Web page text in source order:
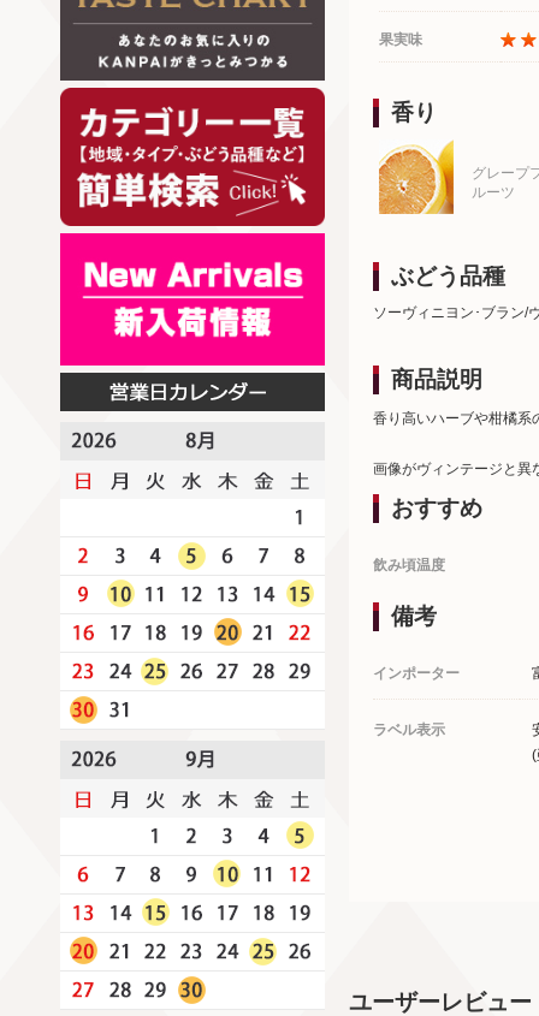
果実味
香り
グレープ
ルーツ
ぶどう品種
ソーヴィニヨン･ブラン/
商品説明
香り高いハーブや柑橘系
画像がヴィンテージと異
おすすめ
飲み頃温度
備考
インポーター
ラベル表示
(
ユーザーレビュー